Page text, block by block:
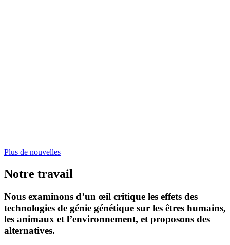
Plus de nou­vel­les
Notre travail
Nous examinons d’un œil critique les effets des
technologies de génie génétique sur les êtres humains,
les animaux et l’environnement, et proposons des
alternatives.